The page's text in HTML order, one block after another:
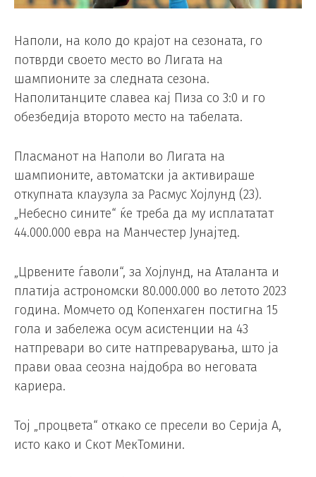
Наполи, на коло до крајот на сезоната, го
потврди своето место во Лигата на
шампионите за следната сезона.
Наполитанците славеа кај Пиза со 3:0 и го
обезбедија второто место на табелата.
Пласманот на Наполи во Лигата на
шампионите, автоматски ја активираше
откупната клаузула за Расмус Хојлунд (23).
„Небесно сините“ ќе треба да му исплататат
44.000.000 евра на Манчестер Јунајтед.
„Црвените ѓаволи“, за Хојлунд, на Аталанта и
платија астрономски 80.000.000 во летото 2023
година. Момчето од Копенхаген постигна 15
гола и забележа осум асистенции на 43
натпревари во сите натпреварувања, што ја
прави оваа сеозна најдобра во неговата
кариера.
Тој „процвета“ откако се пресели во Серија А,
исто како и Скот МекТомини.